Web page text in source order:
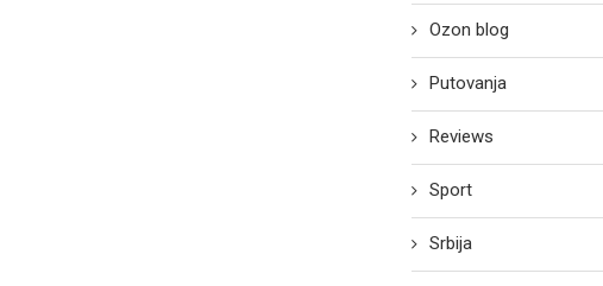
Ozon blog
Putovanja
Reviews
Sport
Srbija